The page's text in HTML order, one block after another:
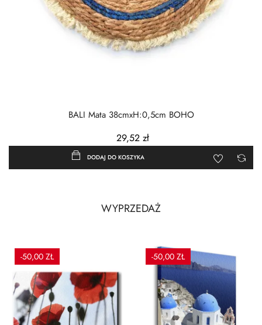
BALI Mata 38cmxH:0,5cm BOHO
29,52 zł
DODAJ DO KOSZYKA
WYPRZEDAŻ
-50,00 ZŁ -50,00 ZŁ